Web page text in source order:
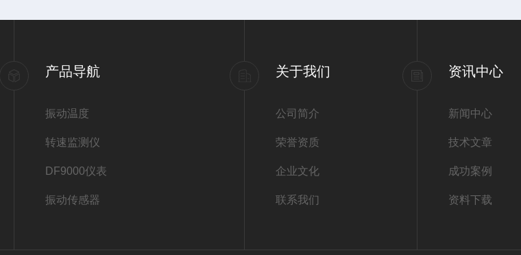
产品导航
振动温度
转速监测仪
DF9000仪表
振动传感器
关于我们
公司简介
荣誉资质
企业文化
联系我们
资讯中心
新闻中心
技术文章
成功案例
资料下载